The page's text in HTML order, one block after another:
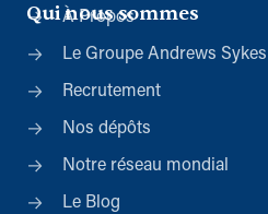
Qui nous sommes
À Propos
Le Groupe Andrews Sykes
Recrutement
Nos dépôts
Notre réseau mondial
Le Blog